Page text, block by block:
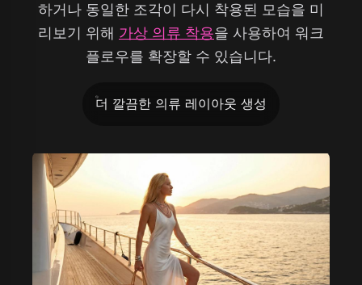
하거나 동일한 조각이 다시 착용된 모습을 미
리보기 위해 가상 의류 착용을 사용하여 워크
플로우를 확장할 수 있습니다.
더 깔끔한 의류 레이아웃 생성